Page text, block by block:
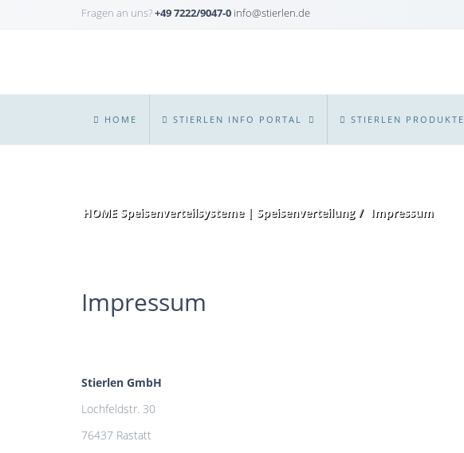
Fragen an uns?+49 7222/9047-0 info@stierlen.de
HOME STIERLEN INFO PORTAL STIERLEN PRODUKTE
HOME Speisenverteilsysteme | Speisenverteilung Impressum
Impressum
Stierlen GmbH
Lochfeldstr. 30
76437 Rastatt